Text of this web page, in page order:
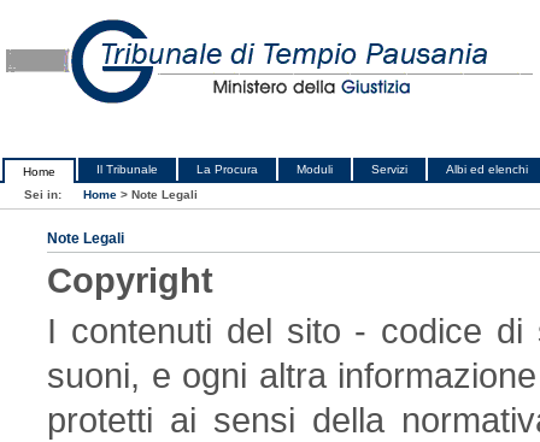
Home Il Tribunale La Procura Moduli Servizi
Albi ed elenchi
Sei in:
Home > Note Legali
Note Legali
Copyright
I contenuti del sito - codice di
suoni, e ogni altra
protetti ai sensi della